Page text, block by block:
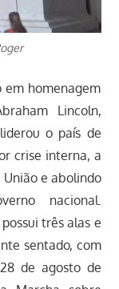
em homenagem
Lincoln,
o país de
crise interna, a
União e abolindo
nacional.
três alas e
sentado, com
de agosto de